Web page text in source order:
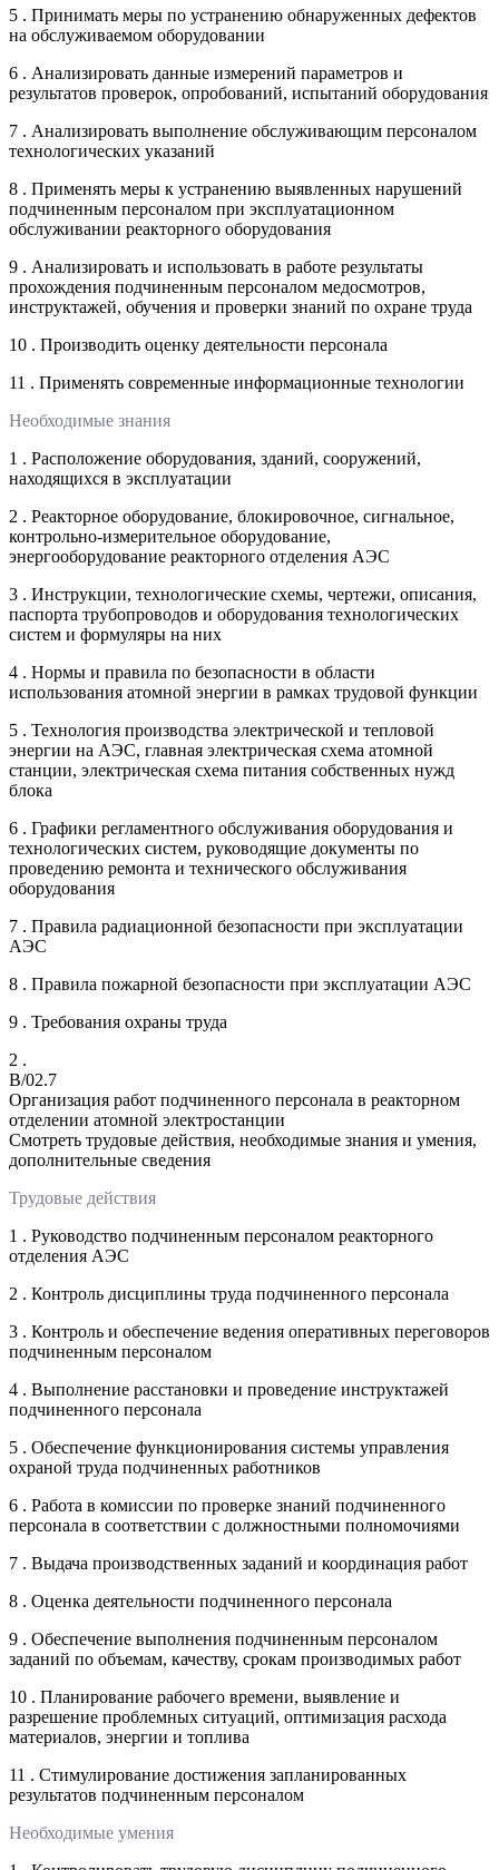
5 . Принимать меры по устранению обнаруженных дефектов
на обслуживаемом оборудовании
6 . Анализировать данные измерений параметров и
результатов проверок, опробований, испытаний оборудования
7 . Анализировать выполнение обслуживающим персоналом
технологических указаний
8 . Применять меры к устранению выявленных нарушений
подчиненным персоналом при эксплуатационном
обслуживании реакторного оборудования
9 . Анализировать и использовать в работе результаты
прохождения подчиненным персоналом медосмотров,
инструктажей, обучения и проверки знаний по охране труда
10 . Производить оценку деятельности персонала
11 . Применять современные информационные технологии
Необходимые знания
1 . Расположение оборудования, зданий, сооружений,
находящихся в эксплуатации
2 . Реакторное оборудование, блокировочное, сигнальное,
контрольно-измерительное оборудование,
энергооборудование реакторного отделения АЭС
3 . Инструкции, технологические схемы, чертежи, описания,
паспорта трубопроводов и оборудования технологических
систем и формуляры на них
4 . Нормы и правила по безопасности в области
использования атомной энергии в рамках трудовой функции
5 . Технология производства электрической и тепловой
энергии на АЭС, главная электрическая схема атомной
станции, электрическая схема питания собственных нужд
блока
6 . Графики регламентного обслуживания оборудования и
технологических систем, руководящие документы по
проведению ремонта и технического обслуживания
оборудования
7 . Правила радиационной безопасности при эксплуатации
АЭС
8 . Правила пожарной безопасности при эксплуатации АЭС
9 . Требования охраны труда
2 .
B/02.7
Организация работ подчиненного персонала в реакторном
отделении атомной электростанции
Смотреть трудовые действия, необходимые знания и умения,
дополнительные сведения
Трудовые действия
1 . Руководство подчиненным персоналом реакторного
отделения АЭС
2 . Контроль дисциплины труда подчиненного персонала
3 . Контроль и обеспечение ведения оперативных переговоров
подчиненным персоналом
4 . Выполнение расстановки и проведение инструктажей
подчиненного персонала
5 . Обеспечение функционирования системы управления
охраной труда подчиненных работников
6 . Работа в комиссии по проверке знаний подчиненного
персонала в соответствии с должностными полномочиями
7 . Выдача производственных заданий и координация работ
8 . Оценка деятельности подчиненного персонала
9 . Обеспечение выполнения подчиненным персоналом
заданий по объемам, качеству, срокам производимых работ
10 . Планирование рабочего времени, выявление и
разрешение проблемных ситуаций, оптимизация расхода
материалов, энергии и топлива
11 . Стимулирование достижения запланированных
результатов подчиненным персоналом
Необходимые умения